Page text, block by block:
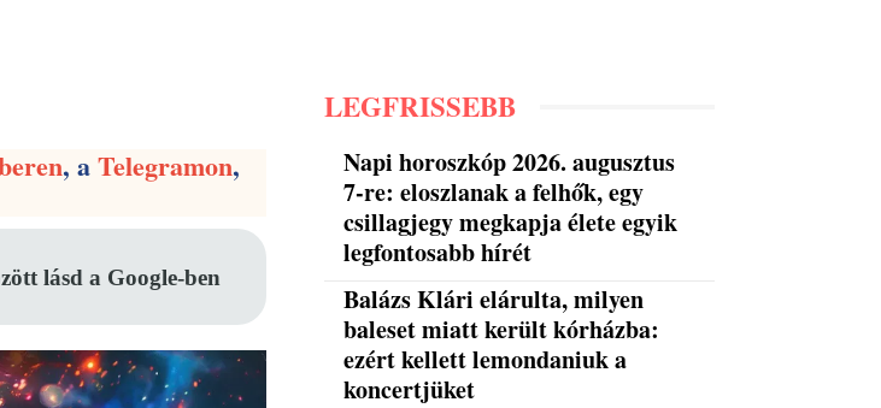
, aTelegramon,
lásd a Google-ben
LEGFRISSEBB
Napi horoszkóp 2026. augusztus
7-re: eloszlanak a felhők, egy
csillagjegy megkapja élete egyik
legfontosabb hírét
Balázs Klári elárulta, milyen
baleset miatt került kórházba:
ezért kellett lemondaniuk a
koncertjüket